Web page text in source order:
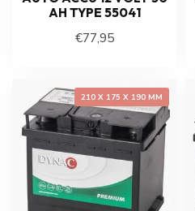
AH TYPE 55041
€77,95
210 X 175 X 190 MM